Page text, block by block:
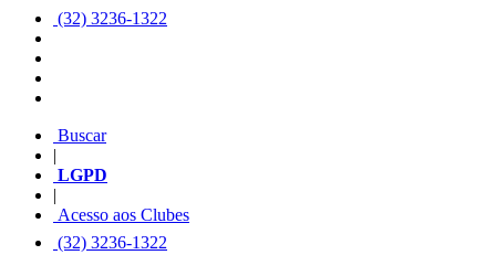
(32) 3236-1322
Buscar
|
LGPD
|
Acesso aos Clubes
(32) 3236-1322